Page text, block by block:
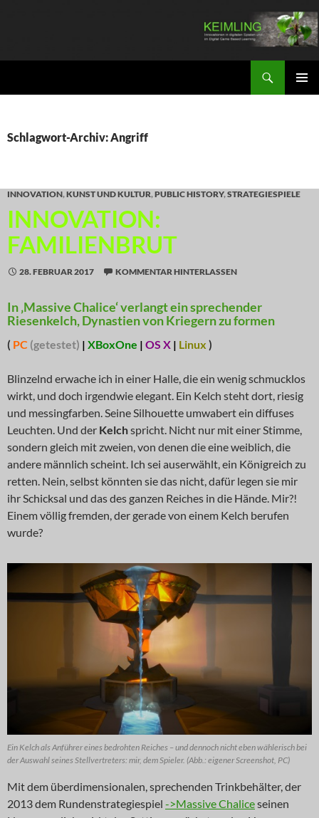
Schlagwort-Archiv: Angriff
INNOVATION,KUNST UND KULTUR,PUBLIC HISTORY,STRATEGIESPIELE
INNOVATION:
FAMILIENBRUT
28. FEBRUAR 2017 KOMMENTAR HINTERLASSEN
In ‚Massive Chalice‘ verlangt ein sprechender
Riesenkelch, Dynastien von Kriegern zu formen
( PC (getestet) | XBoxOne | OS X | Linux )
Blinzelnd erwache ich in einer Halle, die ein wenig schmucklos
wirkt, und doch irgendwie elegant. Ein Kelch steht dort, riesig
und messingfarben. Seine Silhouette umwabert ein diffuses
Leuchten. Und der Kelchspricht. Nicht nur mit einer Stimme,
sondern gleich mit zweien, von denen die eine weiblich, die
andere männlich scheint. Ich sei auserwählt, ein Königreich zu
retten. Nein, selbst könnten sie das nicht, dafür legen sie mir
ihr Schicksal und das des ganzen Reiches in die Hände. Mir?!
Einem völlig fremden, der gerade von einem Kelch berufen
wurde?
Ein Kelch als Anführer eines bedrohten Reiches – und dennoch nicht eben wählerisch bei
der Auswahl seines Stellvertreters: mir, dem Spieler. (Abb.: eigener Screenshot, PC)
Mit dem überdimensionalen, sprechenden Trinkbehälter, der
2013 dem Rundenstrategiespiel ->Massive Chaliceseinen